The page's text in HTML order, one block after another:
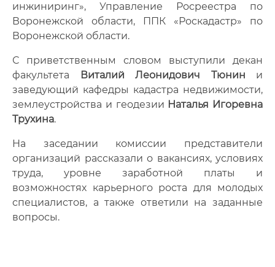
инжиниринг», Управление Росреестра по
Воронежской области, ППК «Роскадастр» по
Воронежской области.
С приветственным словом выступили декан
факультета
Виталий Леонидович Тюнин и
заведующий кафедры кадастра недвижимости,
землеустройства и геодезии Наталья Игоревна
Трухина.
На заседании комиссии представители
организаций рассказали о вакансиях, условиях
труда, уровне заработной платы и
возможностях карьерного роста для молодых
специалистов, а также ответили на заданные
вопросы.